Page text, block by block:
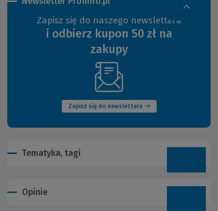
Zapisz się do naszego newslettera
i odbierz kupon 50 zł na
zakupy
Zapisz się do newslettera
(Nowe
okno)
Tematyka, tagi
Opinie